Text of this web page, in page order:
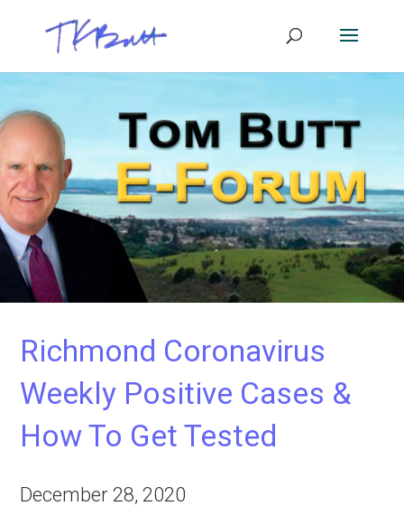
Richmond Coronavirus
Weekly Positive Cases &
How To Get Tested
December 28, 2020